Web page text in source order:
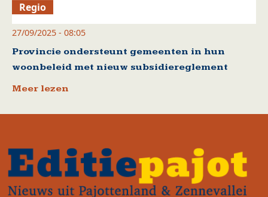
Regio
27/09/2025 - 08:05
Provincie ondersteunt gemeenten in hun
woonbeleid met nieuw subsidiereglement
Meer lezen